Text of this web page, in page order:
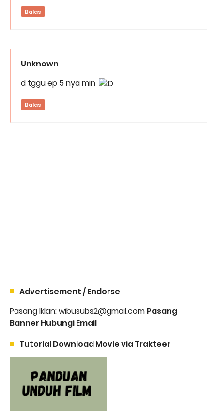
Balas
Unknown
d tggu ep 5 nya min
Balas
Advertisement / Endorse
Pasang Iklan: wibusubs2@gmail.com Pasang
Banner Hubungi Email
Tutorial Download Movie via Trakteer